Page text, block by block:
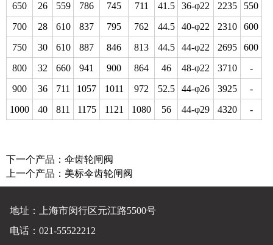
650
26 559 786 745 711 41.5 36-φ22 2235
550
700
28 610 837 795 762 44.5 40-φ22 2310
600
750
30 610 887 846 813 44.5 44-φ22 2695
600
800
32 660 941 900 864 46 48-φ22 3710
-
900
36 711 1057 1011 972 52.5 44-φ26 3925
-
1000
40 811 1175 1121 1080 56 44-φ29 4320 -
下一个产品： 伞齿轮闸阀
上一个产品： 美标伞齿轮闸阀
地址：上海市闵行区元江路5500号
电话：021-55522212